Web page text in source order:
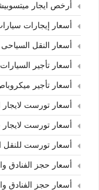
أرخص ايجار
أسعار إيجارات
أسعار النقل السياحى
أسعار تأجير
أسعار تأجير
أسعار تورست لايجار
أسعار تورست
أسعار تورست للنقل
أسعار حجز الفنادق
أسعار حجز الفنادق